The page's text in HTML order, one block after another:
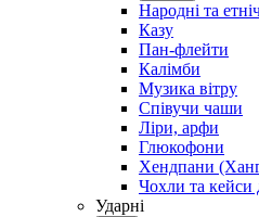
Народні та
Казу
Пан-флейти
Калімби
Музика вітру
Співучи чаши
Ліри, арфи
Глюкофони
Хендпани
Чохли та кейси
Ударні